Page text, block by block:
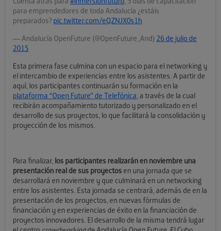
para emprendedores de toda Andalucía ¿estáis
preparados? pic.twitter.com/eQZNJX0s1h
— Andalucía OpenFuture (@OpenFuture_And) 26 de julio de
2015
Esta primera fase culmina con un espacio para el networking y
el intercambio de experiencias entre los asistentes. A partir de
aquí, los participantes continuarán su formación en la
plataforma “Open Future” de Telefónica, a través de la cual
recibirán acompañamiento tutorizado y personalizado en el
desarrollo de sus proyectos, lo que facilitará la consolidación y
proyección de los mismos.
Para finalizar, los participantes realizarán en noviembre una
presentación real de sus proyectosen una jornada que se
desarrollará en noviembre y que culminará en un networking
entre los asistentes. Esta jornada se centrará, además de en la
presentación de los proyectos, en nuevas fórmulas de
financiación y en experiencias de éxito en la financiación de
proyectos innovadores. El desarrollo de la misma tendrá lugar